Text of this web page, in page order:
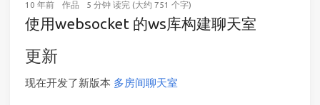
10 年前 作品 5 分钟 读完 (大约 751 个字)
使用websocket 的ws库构建聊天室
更新
现在开发了新版本 多房间聊天室